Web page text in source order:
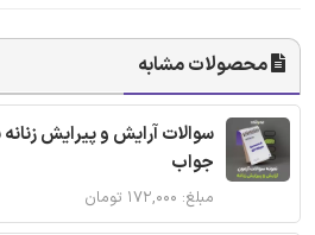
محصولات مشابه
سوالات آرایش و پیرایش
جواب
مبلغ: ۱۷۲,۰۰۰ تومان